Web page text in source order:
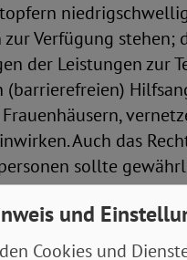
Verfügung stehen;
der Leistungen zur
(barrierefreien)
Auch das
sollte
dass
und
Cookies und